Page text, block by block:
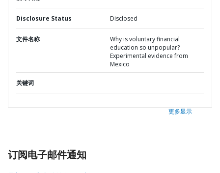
Disclosure Status Disclosed
文件名称
Why is voluntary financial
education so unpopular?
Experimental evidence from
Mexico
关键词
更多显示
订阅电子邮件通知